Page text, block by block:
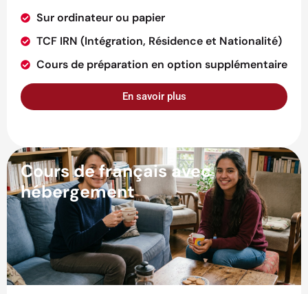
Sur ordinateur ou papier
TCF IRN (Intégration, Résidence et Nationalité)
Cours de préparation en option supplémentaire
En savoir plus
Cours de français avec
hébergement